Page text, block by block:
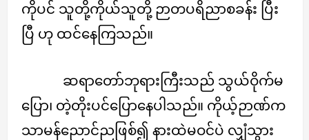
ကိုပင် သူတို့ကိုယ်သူတို့ ဉာတပရိညာစခန်း ပြီး
ပြီ ဟု ထင်နေကြသည်။
ဆရာတော်ဘုရားကြီးသည် သွယ်ဝိုက်မ
ပြော၊ တဲ့တိုးပင်ပြောနေပါသည်။ ကိုယ့်ဉာဏ်က
သာမန်ညောင်ညဖြစ်၍ နားထဲမဝင်ပဲ လျှံသွား